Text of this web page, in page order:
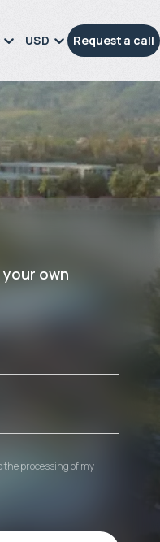
USD Request a call
own
the processing of my